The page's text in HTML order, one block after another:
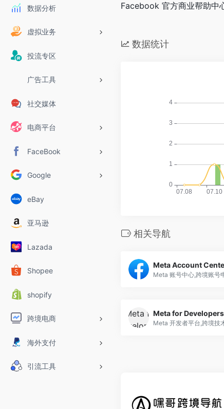
数据分析
虚拟业务
投流专区
广告工具
社交媒体
电商平台
FaceBook
Google
eBay
亚马逊
Lazada
Shopee
shopify
跨境电商
海外支付
引流工具
Facebook 官方商业帮助中
数据统计
相关导航
Meta Account
Meta 账号中心,跨境账号
Meta for Developers
Meta 开发者平台,跨境技